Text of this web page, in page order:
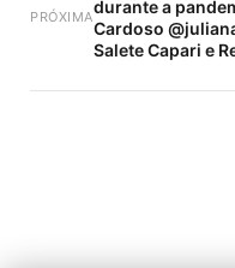
PRÓXIMAdurante a
Cardoso
Salete Capari e